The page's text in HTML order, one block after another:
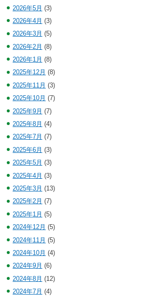
2026年5月 (3)
2026年4月 (3)
2026年3月 (5)
2026年2月 (8)
2026年1月 (8)
2025年12月 (8)
2025年11月 (3)
2025年10月 (7)
2025年9月 (7)
2025年8月 (4)
2025年7月 (7)
2025年6月 (3)
2025年5月 (3)
2025年4月 (3)
2025年3月 (13)
2025年2月 (7)
2025年1月 (5)
2024年12月 (5)
2024年11月 (5)
2024年10月 (4)
2024年9月 (6)
2024年8月 (12)
2024年7月 (4)